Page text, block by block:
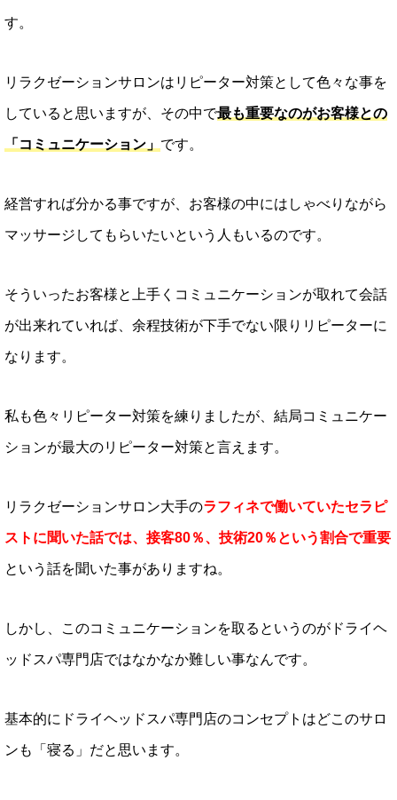
す。
リラクゼーションサロンはリピーター対策として色々な事を
していると思いますが、その中で最も重要なのがお客様との
「コミュニケーション」 です。
経営すれば分かる事ですが、お客様の中にはしゃべりながら
マッサージしてもらいたいという人もいるのです。
そういったお客様と上手くコミュニケーションが取れて会話
が出来れていれば、余程技術が下手でない限りリピーターに
なります。
私も色々リピーター対策を練りましたが、結局コミュニケー
ションが最大のリピーター対策と言えます。
リラクゼーションサロン大手のラフィネで働いていたセラピ
ストに聞いた話では、接客80％、技術20％という割合で重要
という話を聞いた事がありますね。
しかし、このコミュニケーションを取るというのがドライヘ
ッドスパ専門店ではなかなか難しい事なんです。
基本的にドライヘッドスパ専門店のコンセプトはどこのサロ
ンも「寝る」だと思います。